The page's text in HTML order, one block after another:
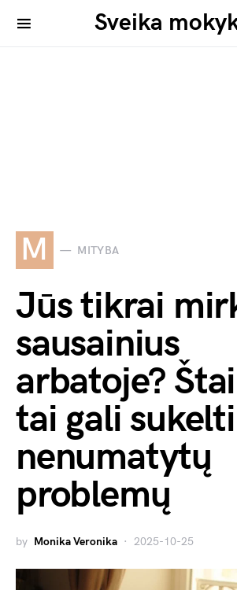
Sveika
M MITYBA
Jūs tikrai
sausainius
arbatoje?
tai gali sukelti
nenumatytų
problemų
by Monika Veronika 2025-10-25